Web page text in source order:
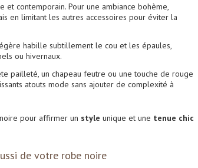
contemporain. Pour une ambiance bohème,
en limitant les autres accessoires pour éviter la
habille subtillement le cou et les épaules,
ou hivernaux.
pailleté, un chapeau feutre ou une touche de rouge
atouts mode sans ajouter de complexité à
pour affirmer un style unique et une tenue chic
de votre robe noire